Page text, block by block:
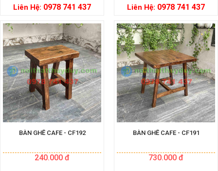
Liên Hệ: 0978 741 437 Liên Hệ: 0978 741 437
BÀN GHẾ CAFE - CF192
240.000 đ
BÀN GHẾ CAFE - CF191
730.000 đ